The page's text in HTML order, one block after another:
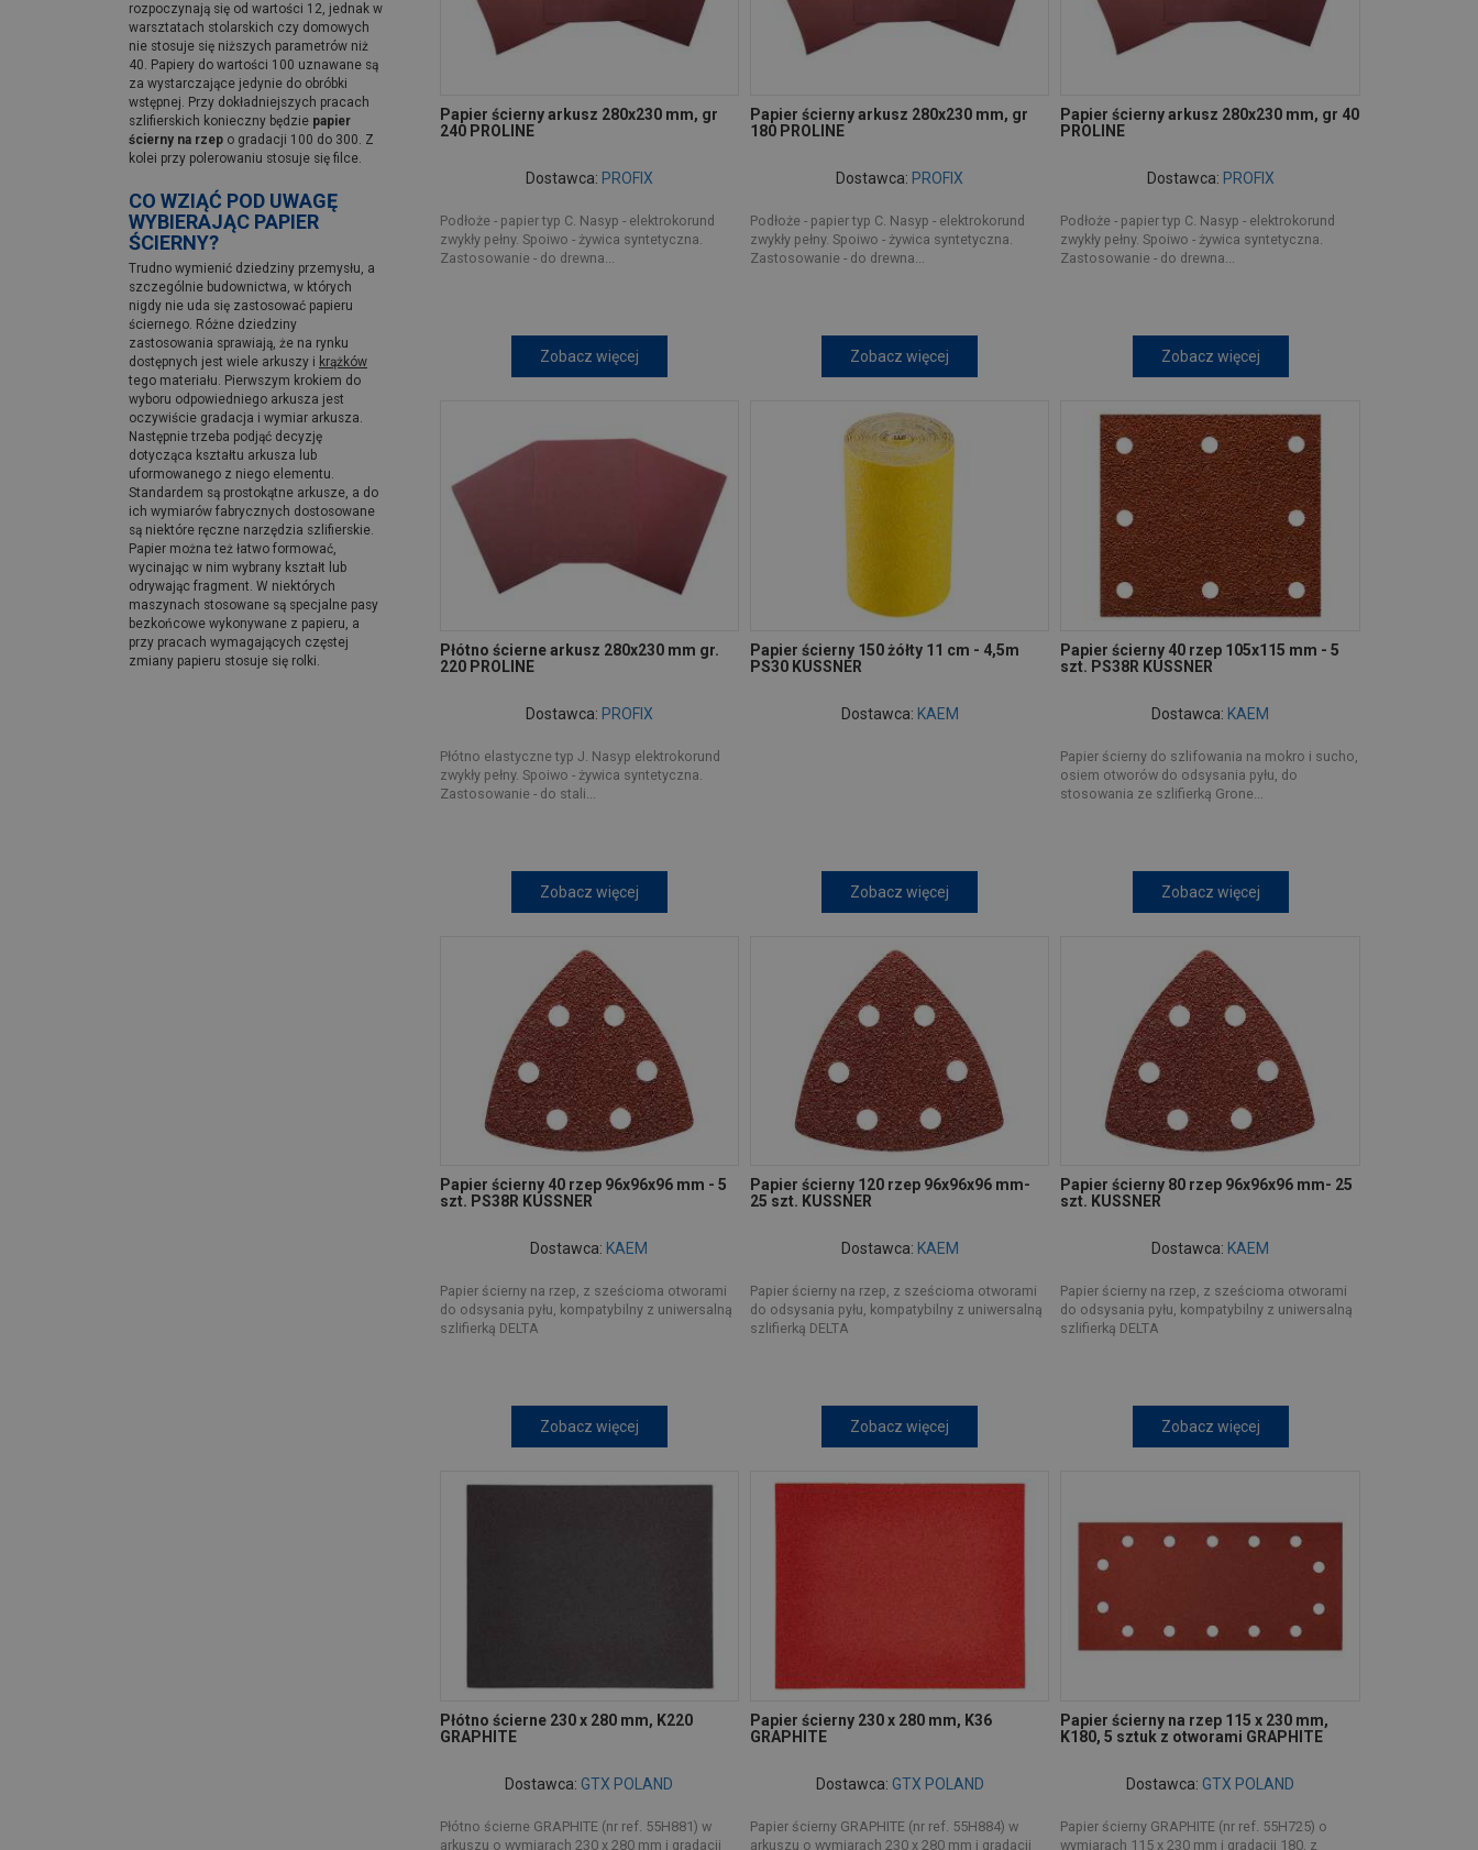
rozpoczynają się od wartości 12, jednak w
warsztatach stolarskich czy domowych
nie stosuje się niższych parametrów niż
40. Papiery do wartości 100 uznawane są
za wystarczające jedynie do obróbki
wstępnej. Przy dokładniejszych pracach
szlifierskich konieczny będzie papier
ścierny na rzep o gradacji 100 do 300. Z
kolei przy polerowaniu stosuje się filce.
CO WZIĄĆ POD UWAGĘ
WYBIERAJĄC PAPIER
ŚCIERNY?
Trudno wymienić dziedziny przemysłu, a
szczególnie budownictwa, w których
nigdy nie uda się zastosować papieru
ściernego. Różne dziedziny
zastosowania sprawiają, że na rynku
dostępnych jest wiele arkuszy i krążków
tego materiału. Pierwszym krokiem do
wyboru odpowiedniego arkusza jest
oczywiście gradacja i wymiar arkusza.
Następnie trzeba podjąć decyzję
dotycząca kształtu arkusza lub
uformowanego z niego elementu.
Standardem są prostokątne arkusze, a do
ich wymiarów fabrycznych dostosowane
są niektóre ręczne narzędzia szlifierskie.
Papier można też łatwo formować,
wycinając w nim wybrany kształt lub
odrywając fragment. W niektórych
maszynach stosowane są specjalne pasy
bezkońcowe wykonywane z papieru, a
przy pracach wymagających częstej
zmiany papieru stosuje się rolki.
Papier ścierny arkusz 280x230 mm, gr
240 PROLINE
Dostawca: PROFIX
Podłoże - papier typ C. Nasyp - elektrokorund
zwykły pełny. Spoiwo - żywica syntetyczna.
Zastosowanie - do drewna...
Zobacz więcej
Papier ścierny arkusz 280x230 mm, gr
180 PROLINE
Dostawca: PROFIX
Podłoże - papier typ C. Nasyp - elektrokorund
zwykły pełny. Spoiwo - żywica syntetyczna.
Zastosowanie - do drewna...
Zobacz więcej
Papier ścierny arkusz 280x230 mm, gr 40
PROLINE
Dostawca: PROFIX
Podłoże - papier typ C. Nasyp - elektrokorund
zwykły pełny. Spoiwo - żywica syntetyczna.
Zastosowanie - do drewna...
Zobacz więcej
Płótno ścierne arkusz 280x230 mm gr.
220 PROLINE
Dostawca: PROFIX
Płótno elastyczne typ J. Nasyp elektrokorund
zwykły pełny. Spoiwo - żywica syntetyczna.
Zastosowanie - do stali...
Zobacz więcej
Papier ścierny 150 żółty 11 cm - 4,5m
PS30 KUSSNER
Dostawca: KAEM
Zobacz więcej
Papier ścierny 40 rzep 105x115 mm - 5
szt. PS38R KUSSNER
Dostawca: KAEM
Papier ścierny do szlifowania na mokro i sucho,
osiem otworów do odsysania pyłu, do
stosowania ze szlifierką Grone...
Zobacz więcej
Papier ścierny 40 rzep 96x96x96 mm - 5
szt. PS38R KUSSNER
Dostawca: KAEM
Papier ścierny na rzep, z sześcioma otworami
do odsysania pyłu, kompatybilny z uniwersalną
szlifierką DELTA
Zobacz więcej
Papier ścierny 120 rzep 96x96x96 mm-
25 szt. KUSSNER
Dostawca: KAEM
Papier ścierny na rzep, z sześcioma otworami
do odsysania pyłu, kompatybilny z uniwersalną
szlifierką DELTA
Zobacz więcej
Papier ścierny 80 rzep 96x96x96 mm- 25
szt. KUSSNER
Dostawca: KAEM
Papier ścierny na rzep, z sześcioma otworami
do odsysania pyłu, kompatybilny z uniwersalną
szlifierką DELTA
Zobacz więcej
Płótno ścierne 230 x 280 mm, K220
GRAPHITE
Dostawca: GTX POLAND
Płótno ścierne GRAPHITE (nr ref. 55H881) w
arkuszu o wymiarach 230 x 280 mm i gradacji
Papier ścierny 230 x 280 mm, K36
GRAPHITE
Dostawca: GTX POLAND
Papier ścierny GRAPHITE (nr ref. 55H884) w
arkuszu o wymiarach 230 x 280 mm i gradacji
Papier ścierny na rzep 115 x 230 mm,
K180, 5 sztuk z otworami GRAPHITE
Dostawca: GTX POLAND
Papier ścierny GRAPHITE (nr ref. 55H725) o
wymiarach 115 x 230 mm i gradacji 180, z